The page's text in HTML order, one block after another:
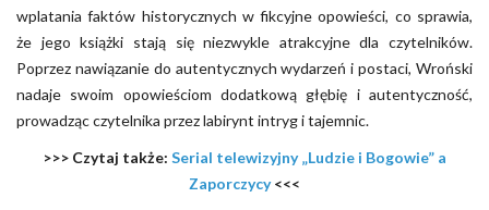
wplatania faktów historycznych w fikcyjne opowieści, co sprawia,
że jego książki stają się niezwykle atrakcyjne dla czytelników.
Poprzez nawiązanie do autentycznych wydarzeń i postaci, Wroński
nadaje swoim opowieściom dodatkową głębię i autentyczność,
prowadząc czytelnika przez labirynt intryg i tajemnic.
>>> Czytaj także: Serial telewizyjny „Ludzie i Bogowie” a
Zaporczycy<<<